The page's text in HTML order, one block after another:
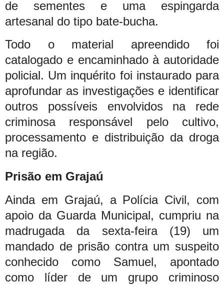
de sementes e uma espingarda
artesanal do tipo bate-bucha.
Todo o material apreendido foi
catalogado e encaminhado à autoridade
policial. Um inquérito foi instaurado para
aprofundar as investigações e identificar
outros possíveis envolvidos na rede
criminosa responsável pelo cultivo,
processamento e distribuição da droga
na região.
Prisão em Grajaú
Ainda em Grajaú, a Polícia Civil, com
apoio da Guarda Municipal, cumpriu na
madrugada da sexta-feira (19) um
mandado de prisão contra um suspeito
conhecido como Samuel, apontado
como líder de um grupo criminoso